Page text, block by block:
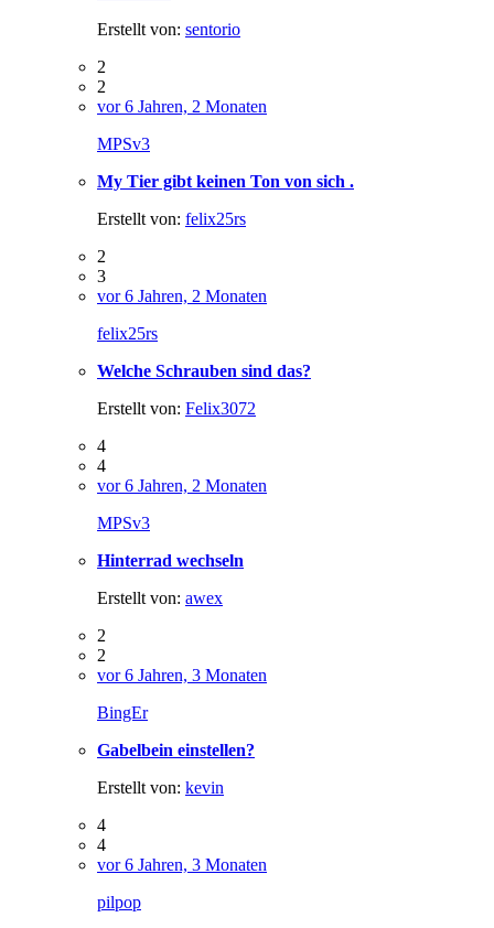
Erstellt von: sentorio
2
2
vor 6 Jahren, 2 Monaten
MPSv3
My Tier gibt keinen Ton von sich .
Erstellt von: felix25rs
2
3
vor 6 Jahren, 2 Monaten
felix25rs
Welche Schrauben sind das?
Erstellt von: Felix3072
4
4
vor 6 Jahren, 2 Monaten
MPSv3
Hinterrad wechseln
Erstellt von: awex
2
2
vor 6 Jahren, 3 Monaten
BingEr
Gabelbein einstellen?
Erstellt von: kevin
4
4
vor 6 Jahren, 3 Monaten
pilpop